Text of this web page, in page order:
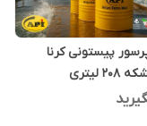
پیستونی کرنا